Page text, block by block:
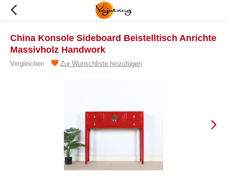
China Konsole Sideboard Beistelltisch Anrichte
Massivholz Handwork
Vergleichen Zur Wunschliste hinzufügen